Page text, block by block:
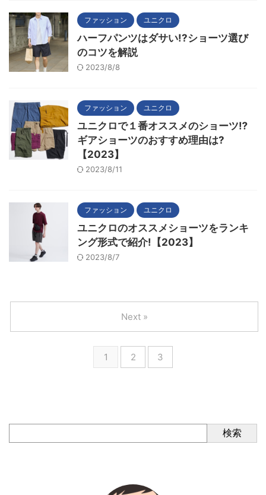
ファッション ユニクロ
ハーフパンツはダサい!?ショーツ選び
のコツを解説
2023/8/8
ファッション ユニクロ
ユニクロで１番オススメのショーツ⁉
ギアショーツのおすすめ理由は?
【2023】
2023/8/11
ファッション ユニクロ
ユニクロのオススメショーツをランキ
ング形式で紹介!【2023】
2023/8/7
1 2 3
Next »
検索